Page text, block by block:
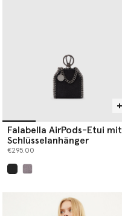
Falabella AirPods-Etui mit
Schlüsselanhänger
€295.00